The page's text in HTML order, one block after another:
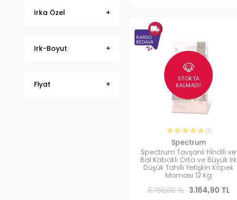
Irka Özel
Irk-Boyut
Fiyat
STOKTA
KALMADI!
(1)
Spectrum
Spectrum Tavşanlı Hindili ve
Bal Kabaklı Orta ve Büyük Irk
Düşük Tahıllı Yetişkin Köpek
Maması 12 Kg
3.750,00 TL 3.164,90 TL